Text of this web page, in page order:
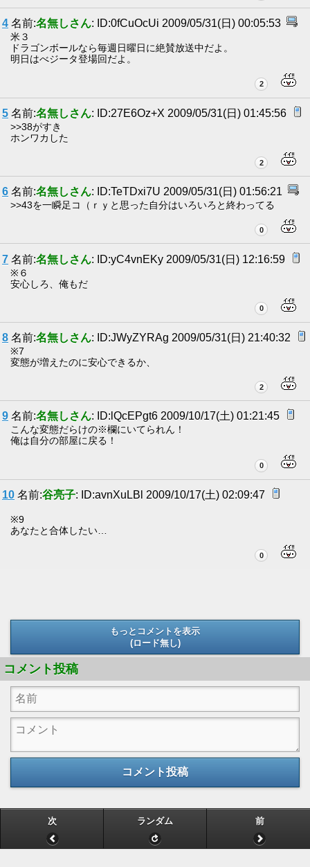
4 名前:名無しさん: ID:0fCuOcUi 2009/05/31(日) 00:05:53
米３
ドラゴンボールなら毎週日曜日に絶賛放送中だよ。
明日はべジータ登場回だよ。
2
5 名前:名無しさん: ID:27E6Oz+X 2009/05/31(日) 01:45:56
>>38がすき
ホンワカした
2
6 名前:名無しさん: ID:TeTDxi7U 2009/05/31(日) 01:56:21
>>43を一瞬足コ（ｒｙと思った自分はいろいろと終わってる
0
7 名前:名無しさん: ID:yC4vnEKy 2009/05/31(日) 12:16:59
※６
安心しろ、俺もだ
0
8 名前:名無しさん: ID:JWyZYRAg 2009/05/31(日) 21:40:32
※7
変態が増えたのに安心できるか、
2
9 名前:名無しさん: ID:lQcEPgt6 2009/10/17(土) 01:21:45
こんな変態だらけの※欄にいてられん！
俺は自分の部屋に戻る！
0
10 名前:谷亮子: ID:avnXuLBl 2009/10/17(土) 02:09:47
※9
あなたと合体したい…
0
もっとコメントを表示
(ロード無し)
コメント投稿
コメント投稿
次 ランダム 前